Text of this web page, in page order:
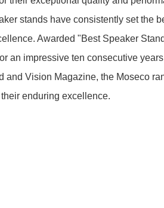
stands have consistently set the
Awarded "Best Speaker
an impressive ten consecutive
and Vision Magazine, the Moseco
enduring excellence.